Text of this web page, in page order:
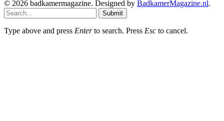
© 2026 badkamermagazine. Designed by BadkamerMagazine.nl.
Submit
Type above and press Enterto search. Press Esc to cancel.